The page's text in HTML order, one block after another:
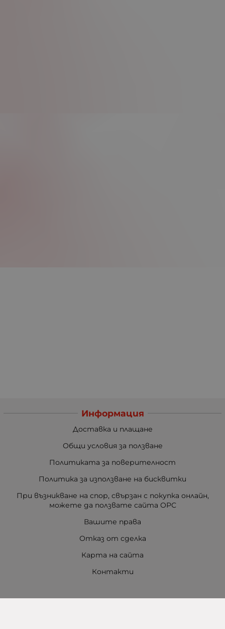
Информация
Доставка и плащане
Общи условия за ползване
Политиката за поверителност
Политика за използване на бисквитки
При възникване на спор, свързан с покупка онлайн,
можете да ползвате сайта ОРС
Вашите права
Отказ от сделка
Карта на сайта
Контакти
Контакти